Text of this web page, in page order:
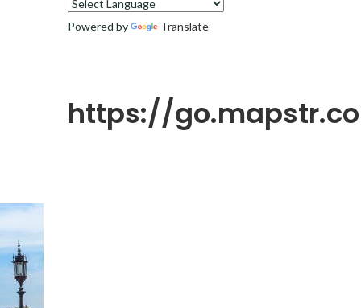
Powered by Translate
https://